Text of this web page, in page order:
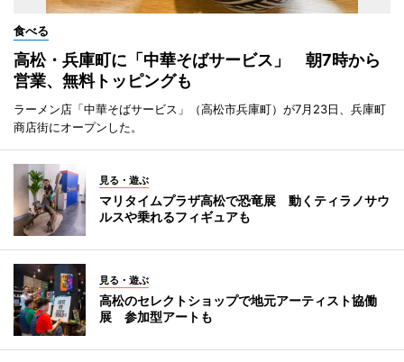
食べる
高松・兵庫町に「中華そばサービス」 朝7時から
営業、無料トッピングも
ラーメン店「中華そばサービス」（高松市兵庫町）が7月23日、兵庫町
商店街にオープンした。
見る・遊ぶ
マリタイムプラザ高松で恐竜展 動くティラノサウ
ルスや乗れるフィギュアも
見る・遊ぶ
高松のセレクトショップで地元アーティスト協働
展 参加型アートも